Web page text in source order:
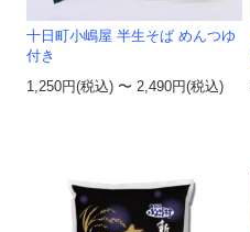
十日町小嶋屋 半生そば めんつゆ
付き
1,250円(税込) 〜 2,490円(税込)